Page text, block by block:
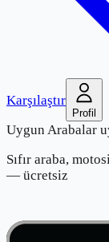
Karşılaştır
Profil
Uygun Arabalar
Sıfır araba,
— ücretsiz